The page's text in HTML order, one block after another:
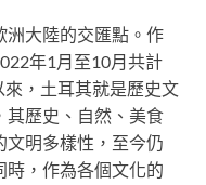
洲大陸的交匯點。作
年1月至10月共計
，土耳其就是歷史文
其歷史、自然、美食
明多樣性，至今仍
，作為各個文化的